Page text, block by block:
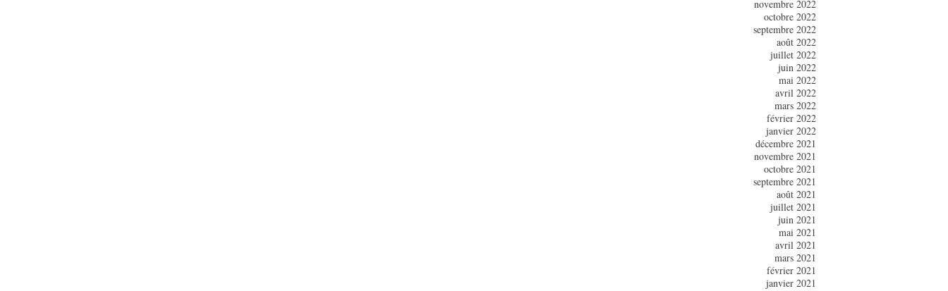
novembre 2022
octobre 2022
septembre 2022
août 2022
juillet 2022
juin 2022
mai 2022
avril 2022
mars 2022
février 2022
janvier 2022
décembre 2021
novembre 2021
octobre 2021
septembre 2021
août 2021
juillet 2021
juin 2021
mai 2021
avril 2021
mars 2021
février 2021
janvier 2021